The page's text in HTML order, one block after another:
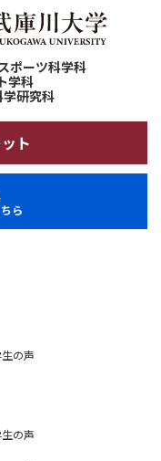
ポーツ科学科
学科
研究科
ト
ら
の声
の声